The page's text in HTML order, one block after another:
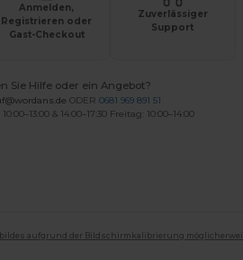
Anmelden,
Registrieren oder
Gast-Checkout
Zuverlässiger
Support
Sie Hilfe oder ein Angebot?
ODER0681 969 891 51
& 14:00–17:30 Freitag: 10:00–14:00
aufgrund der Bildschirmkalibrierung